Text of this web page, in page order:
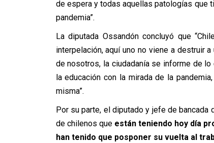
de espera y todas aquellas patologías que
pandemia”.
La diputada Ossandón concluyó que
interpelación, aquí uno no viene a destruir
de nosotros, la ciudadanía se informe de
la educación con la mirada de la
misma”.
Por su parte, el diputado y jefe de
de chilenos que están teniendo hoy día
han tenido que posponer su vuelta al